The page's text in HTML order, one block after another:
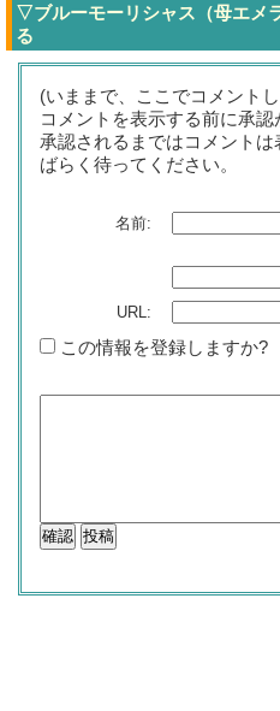
▽ブルーモーリシャス（母エメ
る
(いままで、ここでコメント
コメントを表示する前に承
承認されるまではコメント
ばらく待ってください。
名前:
URL:
この情報を登録しますか?